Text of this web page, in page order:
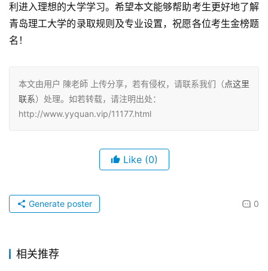
利进入理想的大学学习。希望本文能够帮助考生更好地了解
青岛理工大学的录取规则及专业设置，祝愿各位考生金榜题
名！
本文由用户 陳老師 上传分享，若有侵权，请联系我们（点这里
联系）处理。如若转载，请注明出处：
http://www.yyquan.vip/11177.html
Like (0)
0
Generate poster
相关推荐